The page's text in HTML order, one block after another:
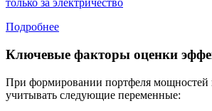
только за электричество
Подробнее
Ключевые факторы оценки
При формировании портфеля мощностей
учитывать следующие переменные: